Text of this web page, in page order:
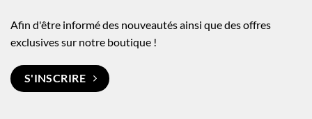
Afin d'être informé des nouveautés ainsi que des offres
exclusives sur notre boutique !
S'INSCRIRE